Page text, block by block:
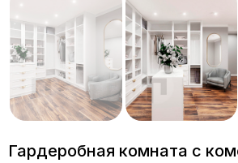
Гардеробная комната с